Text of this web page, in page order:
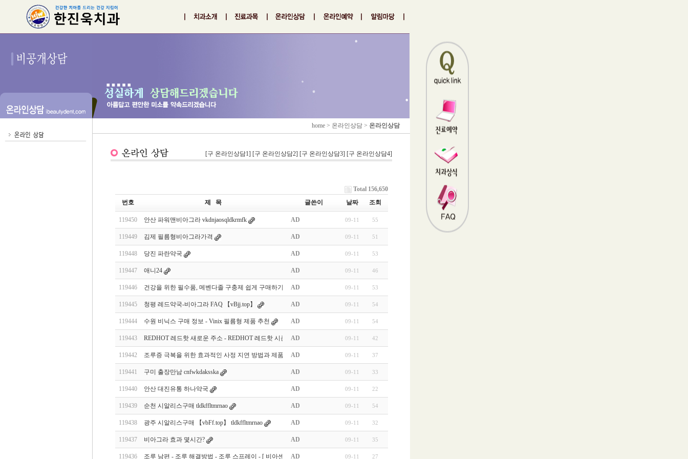
home > 온라인상담 > 온라인상담
[구 온라인상담1] [구 온라인상담2] [구 온라인상담3] [구 온라인상담4]
Total 156,650
번호
제 목 글쓴이 날짜 조회
119450 안산 파워맨비아그라 vkdnjaosqldkrmfk AD 09-11 55
119449 김제 필름형비아그라가격 AD 09-11 51
119448 당진 파란약국 AD 09-11 53
119447 애니24 AD 09-11 46
119446 건강을 위한 필수품, 메벤다졸 구충제 쉽게 구매하기 - 러시아 …
AD 09-11 53
119445 청평 레드약국-비아그라 FAQ 【vBjj.top】 AD 09-11 54
119444 수원 비닉스 구매 정보 - Vinix 필름형 제품 추천 AD 09-11 54
119443 REDHOT 레드핫 새로운 주소 - REDHOT 레드핫 시즌 주소 바로…
AD 09-11 42
119442 조루증 극복을 위한 효과적인 사정 지연 방법과 제품 추천
AD 09-11 37
119441 구미 출장만남 cnfwkdaksska AD 09-11 33
119440 안산 대진유통 하나약국 AD 09-11 22
119439 순천 시알리스구매 tldkffltmrnao AD 09-11 54
119438 광주 시알리스구매 【vbFf.top】 tldkffltmrnao AD 09-11 32
119437 비아그라 효과 몇시간? AD 09-11 35
119436 조루 남편 - 조루 해결방법 - 조루 스프레이 - [ 비아센터 ]AD 09-11 27